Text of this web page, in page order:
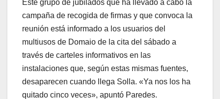
Este grupo de jubilados que ha llevado a cabo la
campaña de recogida de firmas y que convoca la
reunión está informado a los usuarios del
multiusos de Domaio de la cita del sábado a
través de carteles informativos en las
instalaciones que, según estas mismas fuentes,
desaparecen cuando llega Solla. «Ya nos los ha
quitado cinco veces», apuntó Paredes.